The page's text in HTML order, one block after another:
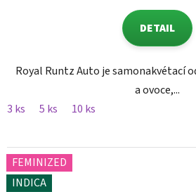
DETAIL
Royal Runtz Auto je samonakvétací
a ovoce,...
3 ks
5 ks 10 ks
FEMINIZED
INDICA